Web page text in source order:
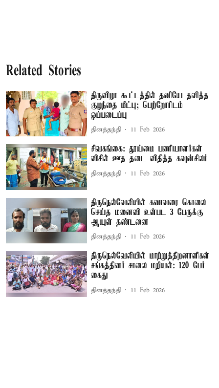
Related Stories
திருவிழா கூட்டத்தில் தனியே தவித்த
குழந்தை மீட்பு; பெற்றோரிடம்
ஒப்படைப்பு
தினத்தந்தி 11 Feb 2026
சிவகங்கை: தூய்மை பணியாளர்கள்
விசில் ஊத தடை விதித்த கவுன்சிலர்
தினத்தந்தி 11 Feb 2026
திருநெல்வேலியில் கணவரை கொலை
செய்த மனைவி உள்பட 3 பேருக்கு
ஆயுள் தண்டனை
தினத்தந்தி 11 Feb 2026
திருநெல்வேலியில் மாற்றுத்திறனாளிகள்
சங்கத்தினர் சாலை மறியல்: 120 பேர்
கைது
தினத்தந்தி 11 Feb 2026